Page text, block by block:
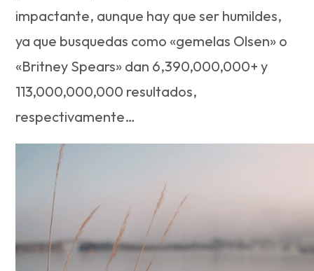
impactante, aunque hay que ser humildes,
ya que busquedas como «gemelas Olsen» o
«Britney Spears» dan 6,390,000,000+ y
113,000,000,000 resultados,
respectivamente…